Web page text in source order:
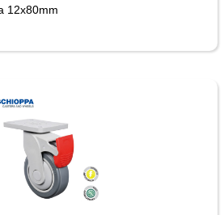
12x80mm